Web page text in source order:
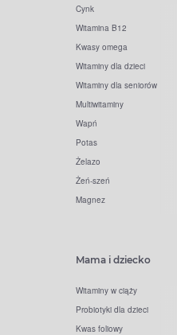
Cynk
Witamina B12
Kwasy omega
Witaminy dla dzieci
Witaminy dla seniorów
Multiwitaminy
Wapń
Potas
Żelazo
Żeń-szeń
Magnez
Mama i dziecko
Witaminy w ciąży
Probiotyki dla dzieci
Kwas foliowy